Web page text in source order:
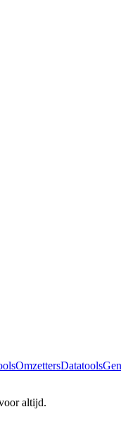
OmzettersDatatools
altijd.